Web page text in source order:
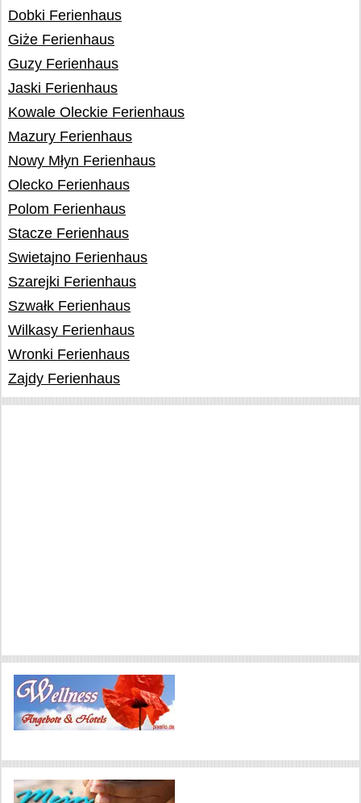
Dobki Ferienhaus
Giże Ferienhaus
Guzy Ferienhaus
Jaski Ferienhaus
Kowale Oleckie Ferienhaus
Mazury Ferienhaus
Nowy Młyn Ferienhaus
Olecko Ferienhaus
Polom Ferienhaus
Stacze Ferienhaus
Swietajno Ferienhaus
Szarejki Ferienhaus
Szwałk Ferienhaus
Wilkasy Ferienhaus
Wronki Ferienhaus
Zajdy Ferienhaus